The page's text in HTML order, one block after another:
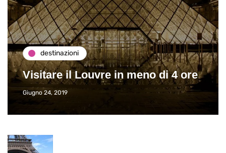
destinazioni
Visitare il Louvre in meno di 4 ore
Giugno 24, 2019